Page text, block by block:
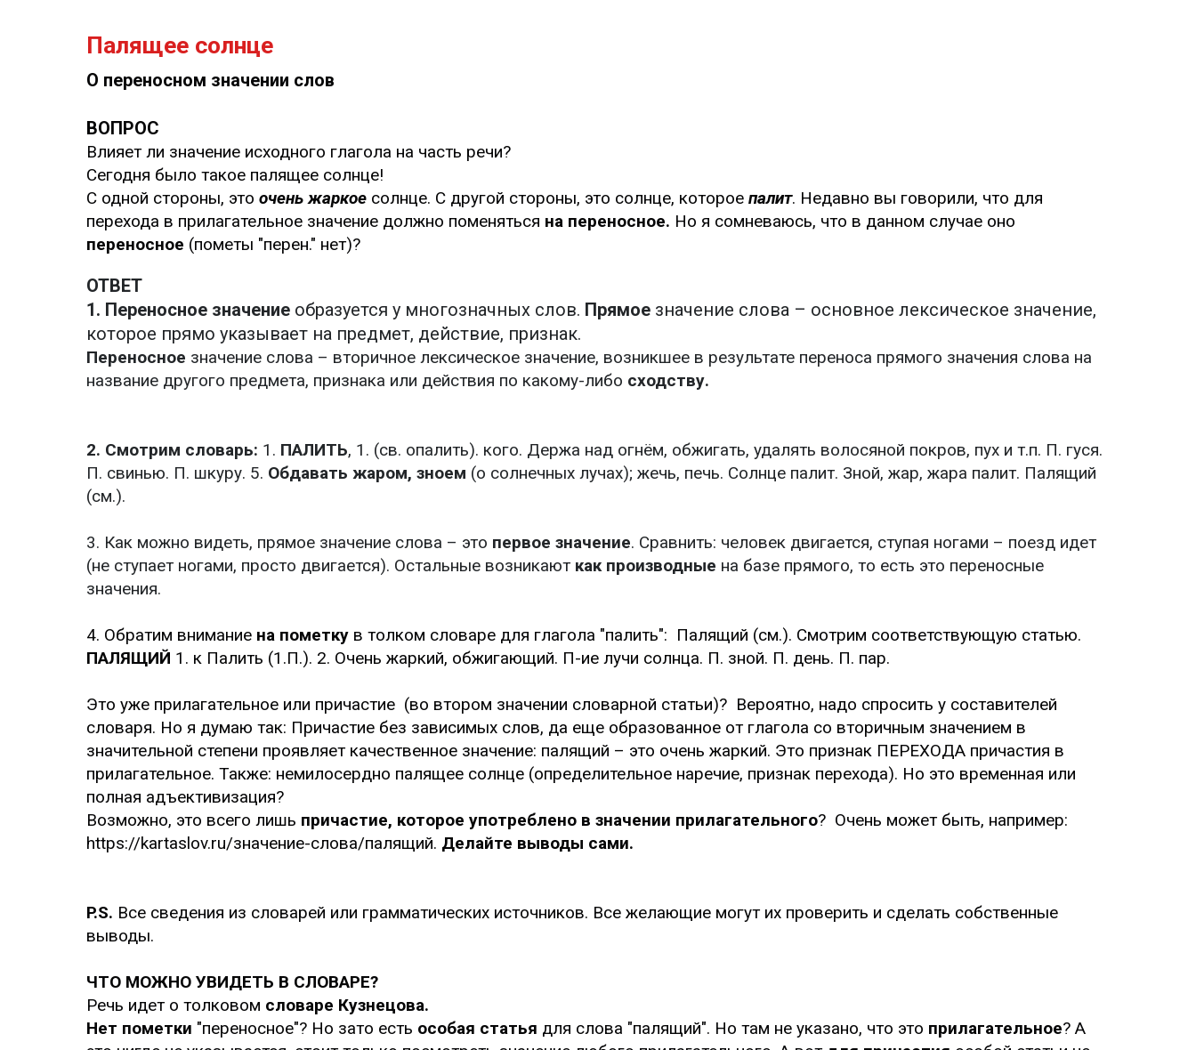
Палящее солнце
О переносном значении слов
ВОПРОС
Влияет ли значение исходного глагола на часть речи?
Сегодня было такое палящее солнце!
С одной стороны, это очень жаркое солнце. С другой стороны, это солнце, которое палит. Недавно вы говорили, что для
перехода в прилагательное значение должно поменяться на переносное. Но я сомневаюсь, что в данном случае оно
переносное (пометы "перен." нет)?
ОТВЕТ
1. Переносное значение образуется у многозначных слов. Прямое значение слова – основное лексическое значение,
которое прямо указывает на предмет, действие, признак.
Переносное значение слова – вторичное лексическое значение, возникшее в результате переноса прямого значения слова на
название другого предмета, признака или действия по какому-либо сходству.
2. Смотрим словарь: 1. ПАЛИТЬ, 1. (св. опалить). кого. Держа над огнём, обжигать, удалять волосяной покров, пух и т.п. П. гуся.
П. свинью. П. шкуру. 5. Обдавать жаром, зноем (о солнечных лучах); жечь, печь. Солнце палит. Зной, жар, жара палит. Палящий
(см.).
3. Как можно видеть, прямое значение слова – это первое значение. Сравнить: человек двигается, ступая ногами – поезд идет
(не ступает ногами, просто двигается). Остальные возникают как производные на базе прямого, то есть это переносные
значения.
4. Обратим внимание на пометку в толком словаре для глагола "палить": Палящий (см.). Смотрим соответствующую статью.
ПАЛЯЩИЙ 1. к Палить (1.П.). 2. Очень жаркий, обжигающий. П-ие лучи солнца. П. зной. П. день. П. пар.
Это уже прилагательное или причастие (во втором значении словарной статьи)? Вероятно, надо спросить у составителей
словаря. Но я думаю так: Причастие без зависимых слов, да еще образованное от глагола со вторичным значением в
значительной степени проявляет качественное значение: палящий – это очень жаркий. Это признак ПЕРЕХОДА причастия в
прилагательное. Также: немилосердно палящее солнце (определительное наречие, признак перехода). Но это временная или
полная адъективизация?
Возможно, это всего лишь причастие, которое употреблено в значении прилагательного? Очень может быть, например:
https://kartaslov.ru/значение-слова/палящий. Делайте выводы сами.
P.S. Все сведения из словарей или грамматических источников. Все желающие могут их проверить и сделать собственные
выводы.
ЧТО МОЖНО УВИДЕТЬ В СЛОВАРЕ?
Речь идет о толковом словаре Кузнецова.
Нет пометки "переносное"? Но зато есть особая статья для слова "палящий". Но там не указано, что это прилагательное? А